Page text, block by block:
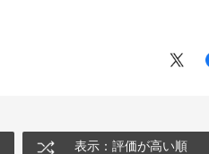
表示：評価が高い順